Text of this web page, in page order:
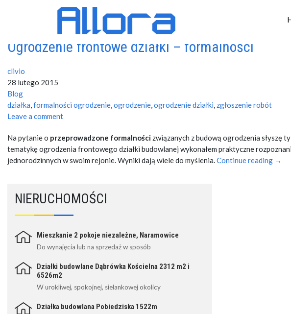
Tag Archives for ogrodzenie
Ogrodzenie frontowe działki – formalności
clivio
28 lutego 2015
Blog
działka,formalności ogrodzenie,ogrodzenie,ogrodzenie działki, zgłoszenie robót
Leave a comment
Na pytanie o przeprowadzone formalności związanych z budową ogrodzenia słyszę
tematykę ogrodzenia frontowego działki budowlanej wykonałem praktyczne
jednorodzinnych w swoim rejonie. Wyniki dają wiele do myślenia.Continue reading →
NIERUCHOMOŚCI
Mieszkanie 2 pokoje niezależne, Naramowice
Do wynajęcia lub na sprzedaż w sposób
Działki budowlane Dąbrówka Kościelna 2312 m2 i
6526m2
W urokliwej, spokojnej, sielankowej okolicy
Działka budowlana Pobiedziska 1522m